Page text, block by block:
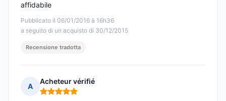
Pubblicato il 06/01/2016 à 16h36
a seguito di un acquisto di 30/12/2015
affidabile
Recensione tradotta
A
Acheteur vérifié
Nota: 5 su 5